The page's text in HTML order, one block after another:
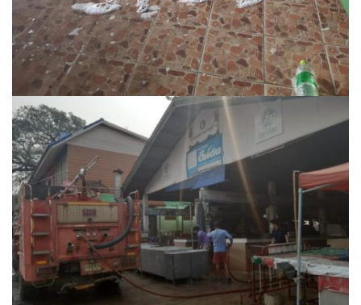
ปวินท์ศิลป์แกลอรี่แอนด์รีสอร์ท
ปัว พาโนราม่า รีสอร์ท
ปัวตรึงใจ๋ รีสอร์ท
ปัวนาน่านแคมป์ปิ้ง
ปัวพัตรา โฮเทล
ปัวพาราไดซ์เพลส
ปัวสบายรีสอร์ท
ปัวเดอวิว บูติค รีสอร์ท